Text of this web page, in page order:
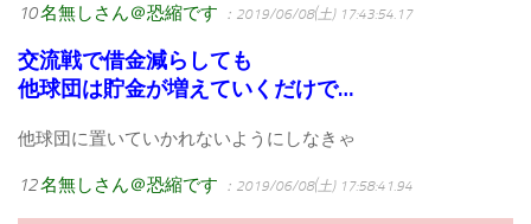
10名無しさん＠恐縮です ：2019/06/08(土) 17:43:54.17
交流戦で借金減らしても
他球団は貯金が増えていくだけで…
他球団に置いていかれないようにしなきゃ
12名無しさん＠恐縮です ：2019/06/08(土) 17:58:41.94